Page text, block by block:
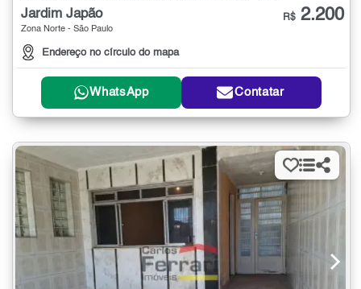
Jardim Japão
Zona Norte - São Paulo
Endereço no círculo do mapa
R$ 2.200
WhatsApp Contatar